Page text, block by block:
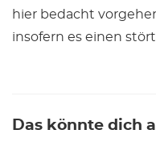
hier bedacht
insofern es einen
Das könnte dich